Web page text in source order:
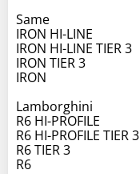
Same
IRON HI-LINE
IRON HI-LINE TIER 3
IRON TIER 3
IRON
Lamborghini
R6 HI-PROFILE
R6 HI-PROFILE TIER 3
R6 TIER 3
R6